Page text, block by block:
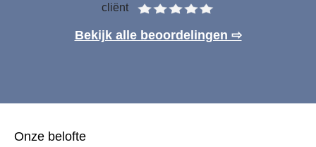
cliënt
Bekijk alle beoordelingen ⇨
Onze belofte